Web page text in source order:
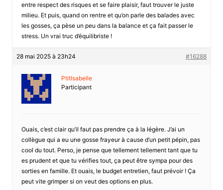
entre respect des risques et se faire plaisir, faut trouver le juste
milieu. Et puis, quand on rentre et qu’on parle des balades avec
les gosses, ça pèse un peu dans la balance et ça fait passer le
stress. Un vrai truc d’équilibriste !
28 mai 2025 à 23h24 #16288
PtitIsabelle
Participant
Ouais, c’est clair qu’il faut pas prendre ça à la légère. J’ai un
collègue qui a eu une gosse frayeur à cause d’un petit pépin, pas
cool du tout. Perso, je pense que tellement tellement tant que tu
es prudent et que tu vérifies tout, ça peut être sympa pour des
sorties en famille. Et ouais, le budget entretien, faut prévoir ! Ça
peut vite grimper si on veut des options en plus.